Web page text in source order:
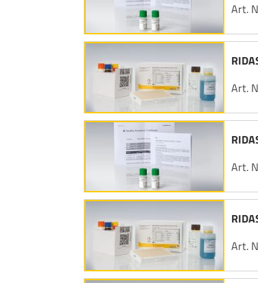
Art.
Art.
Art.
Art.